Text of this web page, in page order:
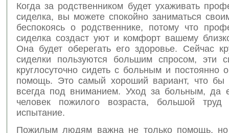
Когда за родственником будет ухаживать
сиделка, вы можете спокойно заниматься
беспокоясь о родственнике, потому что
сиделка создаст уют и комфорт вашему
Она будет оберегать его здоровье. Сейчас
сиделки пользуются большим спросом, эти
круглосуточно сидеть с больным и постоянно
помощь. Это самый хороший вариант, что бы
всегда под вниманием. Уход за больным, да
человек пожилого возраста, большой труд
испытание.
Пожилым людям важна не только помощь,